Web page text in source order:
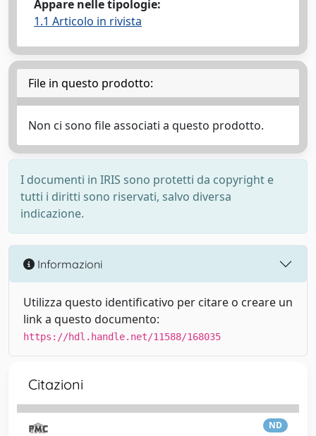
Appare nelle tipologie:
1.1 Articolo in rivista
File in questo prodotto:
Non ci sono file associati a questo prodotto.
I documenti in IRIS sono protetti da copyright e
tutti i diritti sono riservati, salvo diversa
indicazione.
Informazioni
Utilizza questo identificativo per citare o creare un
link a questo documento:
https://hdl.handle.net/11588/168035
Citazioni
ND